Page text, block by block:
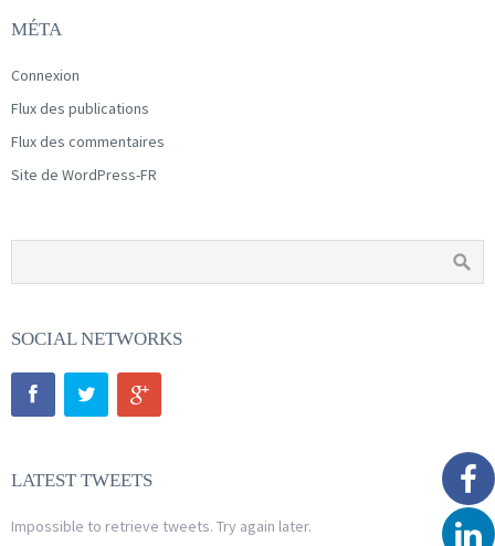
MÉTA
Connexion
Flux des publications
Flux des commentaires
Site de WordPress-FR
SOCIAL NETWORKS
LATEST TWEETS
Impossible to retrieve tweets. Try again later.